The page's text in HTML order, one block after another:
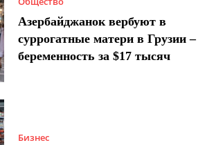
Азербайджанок вербуют в
суррогатные матери в Грузии –
беременность за $17 тысяч
Бизнес